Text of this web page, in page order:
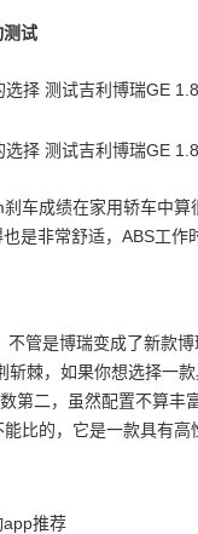
试
车成绩在家用轿车中算
是非常舒适，ABS工作
不管是博瑞变成了新款
斩棘，如果你想选择一
第二，虽然配置不算丰
比的，它是一款具有高
app推荐